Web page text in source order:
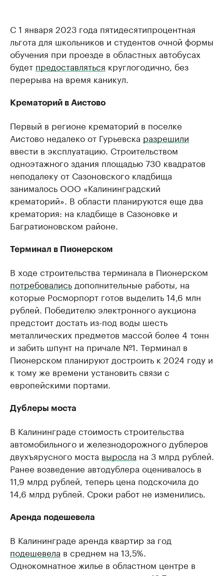
С 1 января 2023 года пятидесятипроцентная
льгота для школьников и студентов очной формы
обучения при проезде в областных автобусах
будет предоставляться круглогодично, без
перерыва на время каникул.
Крематорий в Аистово
Первый в регионе крематорий в поселке
Аистово недалеко от Гурьевска разрешили
ввести в эксплуатацию. Строительством
одноэтажного здания площадью 730 квадратов
неподалеку от Сазоновского кладбища
занималось ООО «Калининградский
крематорий». В области планируются еще два
крематория: на кладбище в Сазоновке и
Багратионовском районе.
Терминал в Пионерском
В ходе строительства терминала в Пионерском
потребовались дополнительные работы, на
которые Росморпорт готов выделить 14,6 млн
рублей. Победителю электронного аукциона
предстоит достать из-под воды шесть
металлических предметов массой более 4 тонн
и забить шпунт на причале №1. Терминал в
Пионерском планируют достроить к 2024 году и
к тому же времени установить связи с
европейскими портами.
Дублеры моста
В Калининграде стоимость строительства
автомобильного и железнодорожного дублеров
двухъярусного моста выросла на 3 млрд рублей.
Ранее возведение автодублера оценивалось в
11,9 млрд рублей, теперь цена подскочила до
14,6 млрд рублей. Сроки работ не изменились.
Аренда подешевела
В Калининграде аренда квартир за год
подешевела в среднем на 13,5%.
Однокомнатное жилье в областном центре в